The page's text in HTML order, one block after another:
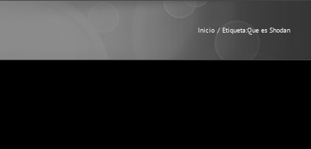
Inicio Etiqueta:Que es Shodan